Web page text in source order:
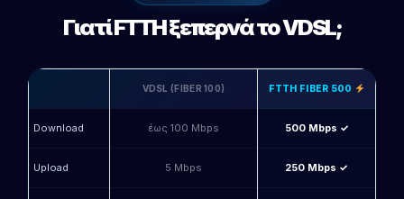
Γιατί FTTH ξεπερνά το VDSL;
VDSL (FIBER 100) FTTH FIBER 500
Download έως 100 Mbps 500 Mbps ✓
Upload 5 Mbps 250 Mbps ✓